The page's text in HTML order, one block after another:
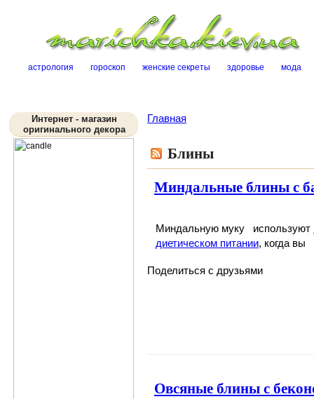
астрология гороскоп женские секреты здоровье мода
Интернет - магазин
оригинального декора
Главная
Блины
Миндальные блины с
Миндальную муку используют
диетическом питании, когда вы
Поделиться с друзьями
Овсяные блины с